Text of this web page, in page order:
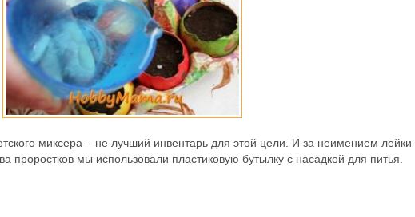
миксера – не лучший инвентарь для этой цели. И за неимением лейки
проростков мы использовали пластиковую бутылку с насадкой для питья.